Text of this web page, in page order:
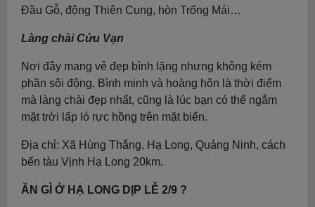
Đầu Gỗ, động Thiên Cung, hòn Trống Mái…
Làng chài Cửu Vạn
Nơi đây mang vẻ đẹp bình lặng nhưng không kém
phần sôi động. Bình minh và hoàng hôn là thời điểm
mà làng chài đẹp nhất, cũng là lúc bạn có thể ngắm
mặt trời lấp ló rực hồng trên mặt biển.
Địa chỉ: Xã Hùng Thắng, Hạ Long, Quảng Ninh, cách
bến tàu Vịnh Hạ Long 20km.
ĂN GÌ Ở HẠ LONG DỊP LỄ 2/9 ?